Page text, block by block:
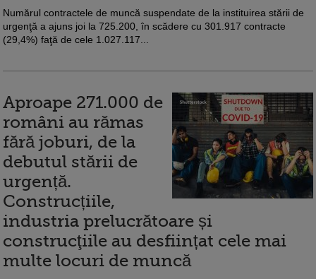
Numărul contractele de muncă suspendate de la instituirea stării de
urgenţă a ajuns joi la 725.200, în scădere cu 301.917 contracte
(29,4%) faţă de cele 1.027.117...
Aproape 271.000 de
români au rămas
fără joburi, de la
debutul stării de
urgență.
Construcțiile,
industria prelucrătoare și
construcţiile au desființat cele mai
multe locuri de muncă